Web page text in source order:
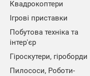
Квадрокоптери
Ігрові приставки
Побутова техніка та
інтер'єр
Гіроскутери, гіроборди
Пилососи, Роботи-